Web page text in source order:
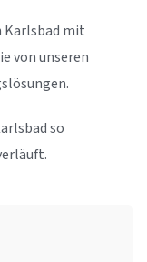
Karlsbad mit
von unseren
so